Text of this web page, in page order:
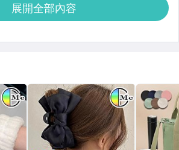
展開全部內容